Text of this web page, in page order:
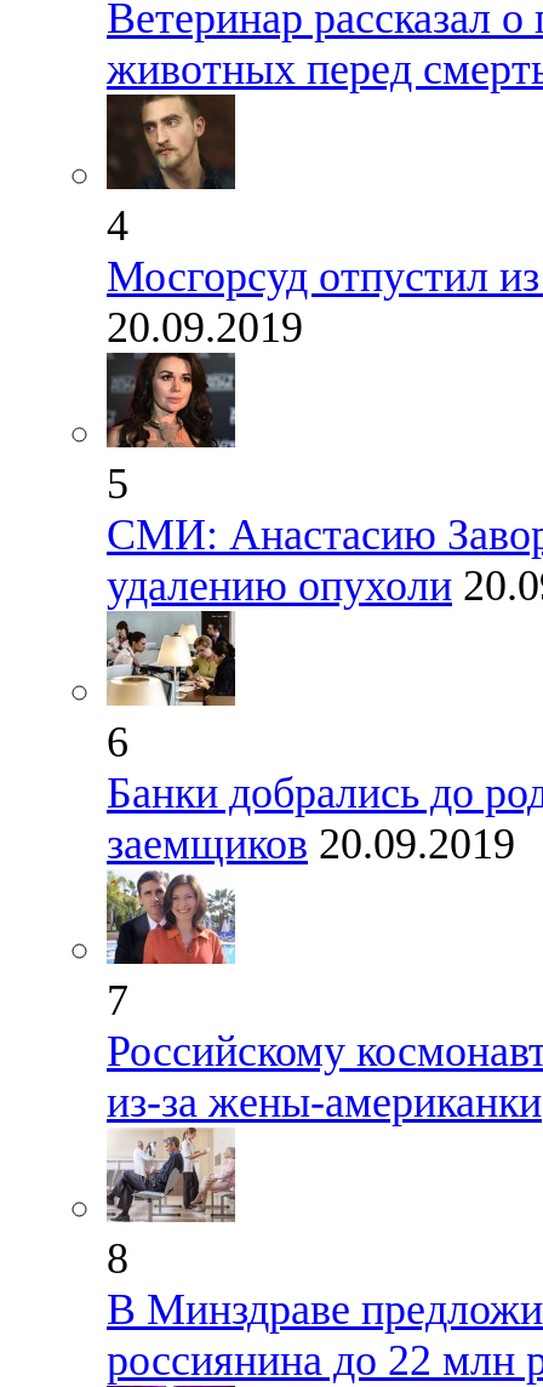
Ветеринар рассказал
животных перед
4
Мосгорсуд отпустил
20.09.2019
5
СМИ: Анастасию
удалению опухоли
6
Банки добрались до
заемщиков 20.09.2019
7
Российскому
из-за жены-американки
8
В Минздраве
россиянина до 22 млн